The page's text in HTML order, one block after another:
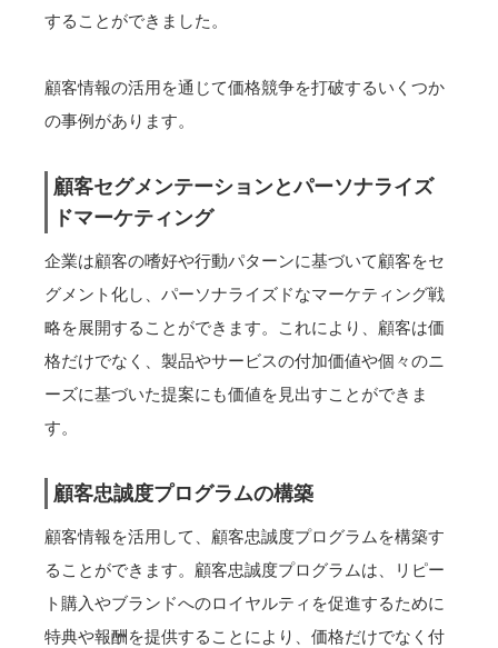
することができました。
顧客情報の活用を通じて価格競争を打破するいくつか
の事例があります。
顧客セグメンテーションとパーソナライズ
ドマーケティング
企業は顧客の嗜好や行動パターンに基づいて顧客をセ
グメント化し、パーソナライズドなマーケティング戦
略を展開することができます。これにより、顧客は価
格だけでなく、製品やサービスの付加価値や個々のニ
ーズに基づいた提案にも価値を見出すことができま
す。
顧客忠誠度プログラムの構築
顧客情報を活用して、顧客忠誠度プログラムを構築す
ることができます。顧客忠誠度プログラムは、リピー
ト購入やブランドへのロイヤルティを促進するために
特典や報酬を提供することにより、価格だけでなく付